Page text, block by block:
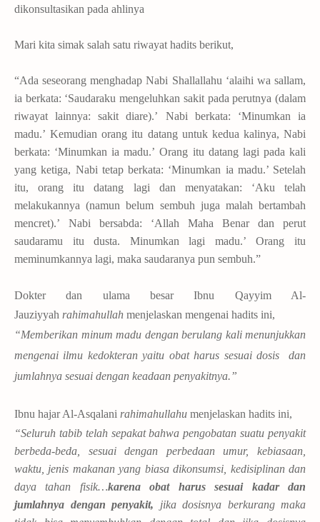
dikonsultasikan pada ahlinya
Mari kita simak salah satu riwayat hadits berikut,
“Ada seseorang menghadap Nabi Shallallahu ‘alaihi wa sallam,
ia berkata: ‘Saudaraku mengeluhkan sakit pada perutnya (dalam
riwayat lainnya: sakit diare).’ Nabi berkata: ‘Minumkan ia
madu.’ Kemudian orang itu datang untuk kedua kalinya, Nabi
berkata: ‘Minumkan ia madu.’ Orang itu datang lagi pada kali
yang ketiga, Nabi tetap berkata: ‘Minumkan ia madu.’ Setelah
itu, orang itu datang lagi dan menyatakan: ‘Aku telah
melakukannya (namun belum sembuh juga malah bertambah
mencret).’ Nabi bersabda: ‘Allah Maha Benar dan perut
saudaramu itu dusta. Minumkan lagi madu.’ Orang itu
meminumkannya lagi, maka saudaranya pun sembuh.”
Dokter dan ulama besar Ibnu Qayyim Al-
Jauziyyah rahimahullah menjelaskan mengenai hadits ini,
“Memberikan minum madu dengan berulang kali menunjukkan
mengenai ilmu kedokteran yaitu obat harus sesuai dosis dan
jumlahnya sesuai dengan keadaan penyakitnya.”
Ibnu hajar Al-Asqalani rahimahullahu menjelaskan hadits ini,
“Seluruh tabib telah sepakat bahwa pengobatan suatu penyakit
berbeda-beda, sesuai dengan perbedaan umur, kebiasaan,
waktu, jenis makanan yang biasa dikonsumsi, kedisiplinan dan
daya tahan fisik…karena obat harus sesuai kadar dan
jumlahnya dengan penyakit, jika dosisnya berkurang maka